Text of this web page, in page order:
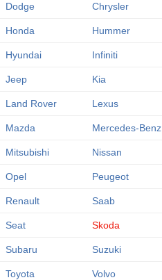
Dodge Chrysler
Honda Hummer
Hyundai Infiniti
Jeep Kia
Land Rover Lexus
Mazda Mercedes-Benz
Mitsubishi Nissan
Opel Peugeot
Renault Saab
Seat Skoda
Subaru Suzuki
Toyota Volvo